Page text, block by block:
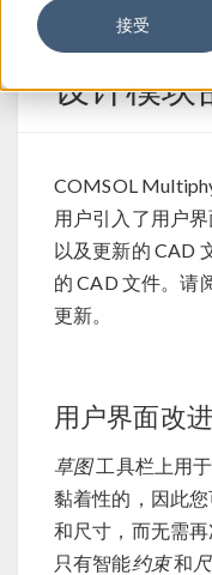
接受
设计模块
COMSOL
用户引入了用户
以及更新的 CAD
的 CAD 文件。请
更新。
用户界面改进
草图工具栏上用
黏着性的，因此
和尺寸，而无需
只有智能约束和